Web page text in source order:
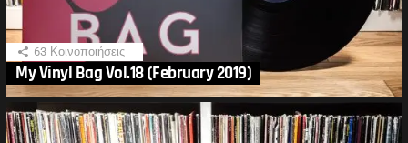
63 Κοινοποιήσεις
My Vinyl Bag Vol.18 (February 2019)